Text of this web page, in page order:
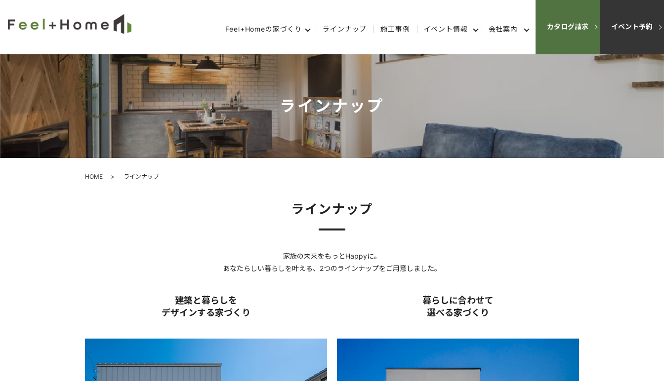
カタログ請求 イベント予約
Feel+Homeの家づくり ラインナップ 施工事例 イベント情報 会社案内
ラインナップ
HOME ラインナップ
ラインナップ
家族の未来をもっとHappyに。
あなたらしい暮らしを叶える、2つのラインナップをご用意しました。
建築と暮らしを
デザインする家づくり
暮らしに合わせて
選べる家づくり